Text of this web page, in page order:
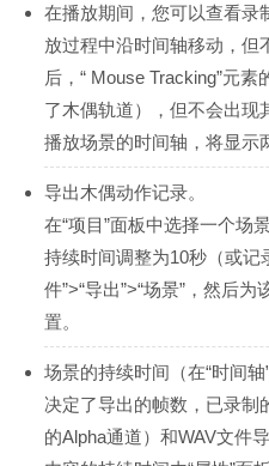
在播放期间，您可以查看录
放过程中沿时间轴移动，但
后，“ Mouse Tracking”元
了木偶轨道），但不会出现
播放场景的时间轴，将显示
导出木偶动作记录。
在“项目”面板中选择一个场
持续时间调整为10秒（或记
件”>“导出”>“场景”，然后
置。
场景的持续时间（在“时间轴
决定了导出的帧数，已录制
的Alpha通道）和WAV文件